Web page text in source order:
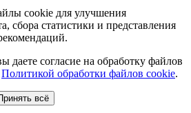
cookie для улучшения
сбора статистики и представления
даете согласие на обработку файлов
Политикой обработки файлов cookie.
всё